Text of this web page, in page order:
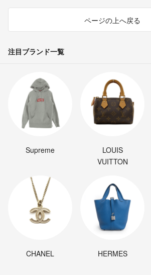
ページの上へ戻る
注目ブランド一覧
Supreme
LOUIS
VUITTON
CHANEL HERMES